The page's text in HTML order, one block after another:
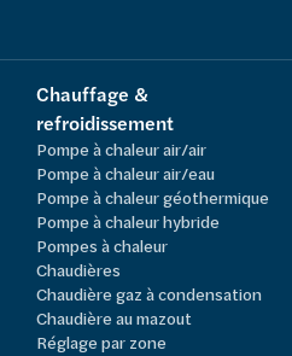
Chauffage &
refroidissement
Pompe à chaleur air/air
Pompe à chaleur air/eau
Pompe à chaleur géothermique
Pompe à chaleur hybride
Pompes à chaleur
Chaudières
Chaudière gaz à condensation
Chaudière au mazout
Réglage par zone